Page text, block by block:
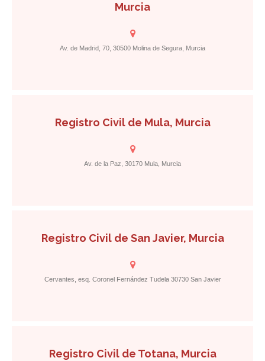
Murcia
Av. de Madrid, 70, 30500 Molina de Segura, Murcia
Registro Civil de Mula, Murcia
Av. de la Paz, 30170 Mula, Murcia
Registro Civil de San Javier, Murcia
Cervantes, esq. Coronel Fernández Tudela 30730 San Javier
Registro Civil de Totana, Murcia